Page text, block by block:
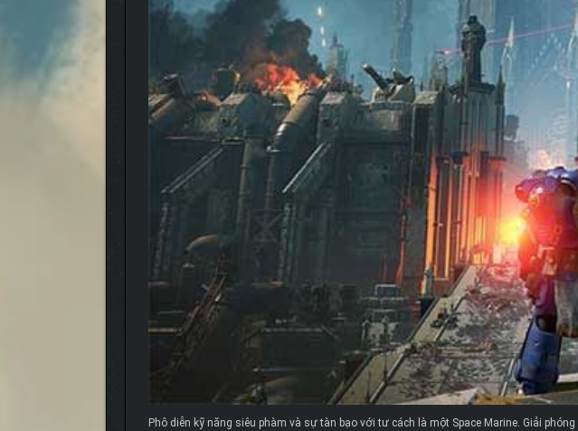
Phô diễn kỹ năng siêu phàm và sự tàn bạo với tư cách là một Space Marine. Giải